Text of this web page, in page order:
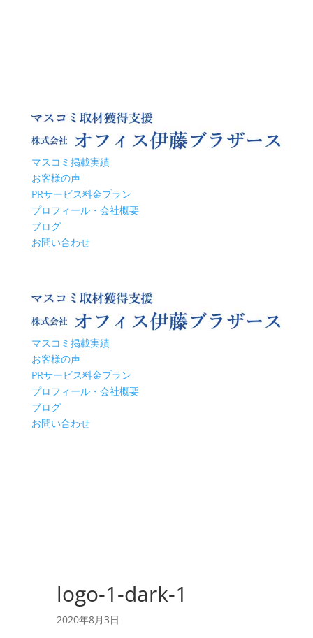
マスコミ掲載実績
お客様の声
PRサービス料金プラン
プロフィール・会社概要
ブログ
お問い合わせ
マスコミ掲載実績
お客様の声
PRサービス料金プラン
プロフィール・会社概要
ブログ
お問い合わせ
logo-1-dark-1
2020年8月3日